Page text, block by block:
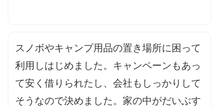
スノボやキャンプ用品の置き場所に困って
利用しはじめました。キャンペーンもあっ
て安く借りられたし、会社もしっかりして
そうなので決めました。家の中がだいぶす